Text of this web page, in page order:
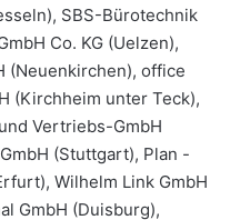
SBS-Bürotechnik
Co. KG (Uelzen),
(Neuenkirchen), office
(Kirchheim unter Teck),
Vertriebs-GmbH
(Stuttgart), Plan -
Wilhelm Link GmbH
GmbH (Duisburg),